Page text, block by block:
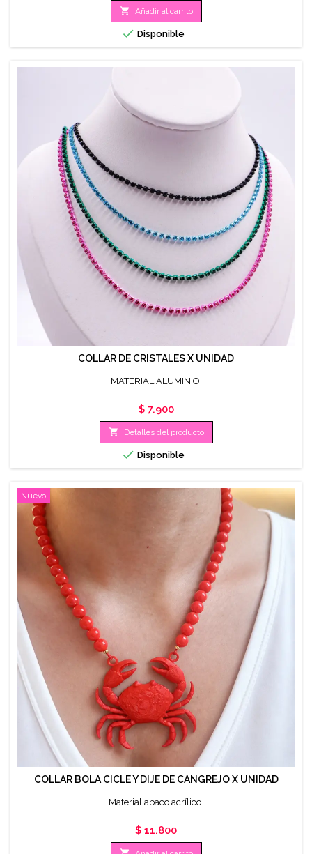
 Añadir al carrito
 Disponible
COLLAR DE CRISTALES X UNIDAD
MATERIAL ALUMINIO
Precio
$ 7.900
 Detalles del producto
 Disponible
Nuevo
COLLAR BOLA CICLE Y DIJE DE CANGREJO X UNIDAD
Material abaco acrílico
Precio
$ 11.800